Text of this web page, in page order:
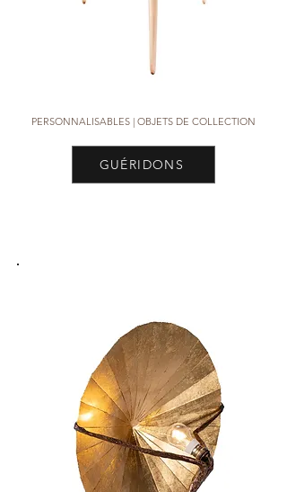
PERSONNALISABLES | OBJETS DE COLLECTION
GUÉRIDONS